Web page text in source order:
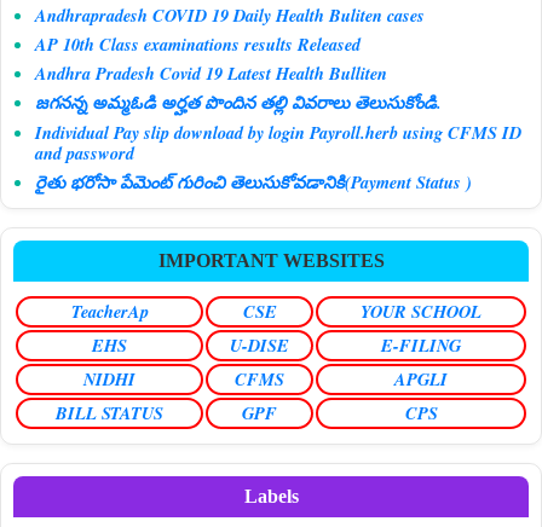
Andhrapradesh COVID 19 Daily Health Buliten cases
AP 10th Class examinations results Released
Andhra Pradesh Covid 19 Latest Health Bulliten
జగనన్న అమ్మఓడి అర్హత పొందిన తల్లి వివరాలు తెలుసుకోండి.
Individual Pay slip download by login Payroll.herb using CFMS ID
and password
రైతు భరోసా పేమెంట్ గురించి తెలుసుకోవడానికి(Payment Status )
IMPORTANT WEBSITES
TeacherAp CSE
YOUR SCHOOL
EHS
U-DISE
E-FILING
NIDHI
CFMS
APGLI
BILL STATUS
GPF CPS
Labels